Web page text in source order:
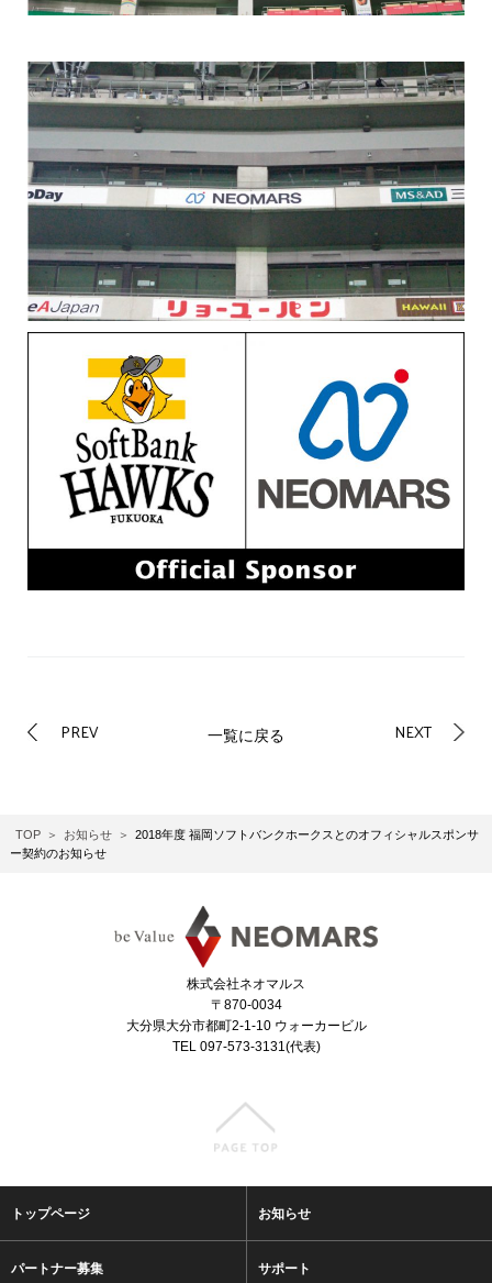
PREV 一覧に戻る NEXT
TOP お知らせ
2018年度 福岡ソフトバンクホークスとのオフィシャルスポンサ
ー契約のお知らせ
株式会社ネオマルス
〒870-0034
大分県大分市都町2-1-10 ウォーカービル
TEL 097-573-3131(代表)
トップページ お知らせ
パートナー募集 サポート